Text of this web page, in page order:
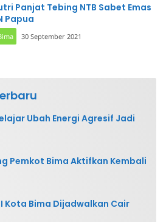
Panjat Tebing NTB Sabet Emas
Papua
30 September 2021
Ubah Energi Agresif Jadi
Pemkot Bima Aktifkan Kembali
Kota Bima Dijadwalkan Cair